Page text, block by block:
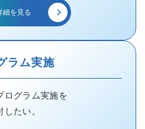
細を見る
ラム実施
ログラム実施を
したい。